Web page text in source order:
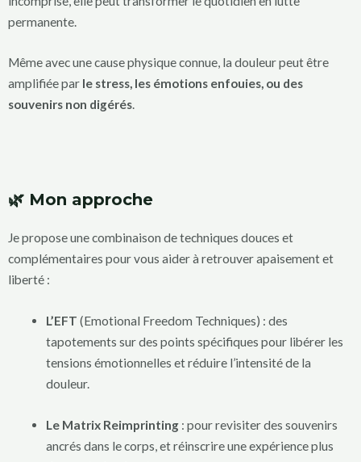
permanente.
Même avec une cause physique connue, la douleur peut être
amplifiée par le stress, les émotions enfouies, ou des
souvenirs non digérés.
🌿 Mon approche
Je propose une combinaison de techniques douces et
complémentaires pour vous aider à retrouver apaisement et
liberté :
L’EFT (Emotional Freedom Techniques) : des
tapotements sur des points spécifiques pour libérer les
tensions émotionnelles et réduire l’intensité de la
douleur.
Le Matrix Reimprinting: pour revisiter des souvenirs
ancrés dans le corps, et réinscrire une expérience plus